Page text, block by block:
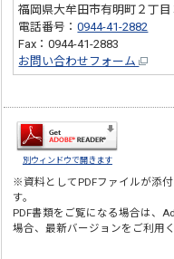
福岡県大牟田市有明町２丁
電話番号：0944-41-2882
Fax：0944-41-2883
お問い合わせフォーム
別ウィンドウで開きます
※資料としてPDFファイルが添
す。
PDF書類をご覧になる場合は、
場合、最新バージョンをご利用く